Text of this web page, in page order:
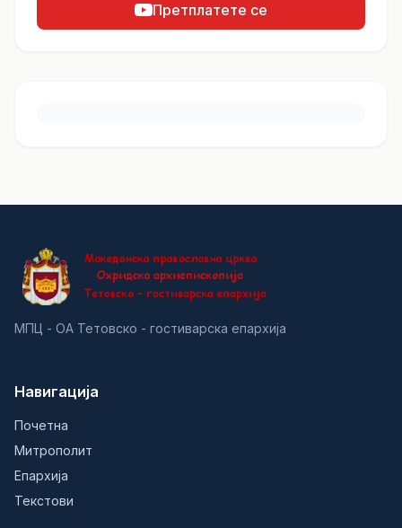
Претплатете се
МПЦ - ОА Тетовско - гостиварска епархија
Навигација
Почетна
Митрополит
Епархија
Текстови